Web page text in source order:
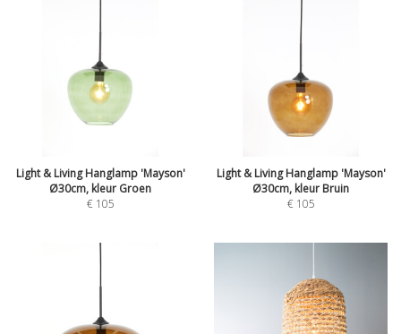
Light & Living Hanglamp 'Mayson'
Ø30cm, kleur Groen
€ 105
Light & Living Hanglamp 'Mayson'
Ø30cm, kleur Bruin
€ 105